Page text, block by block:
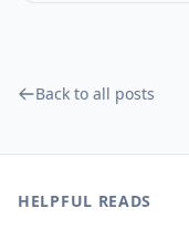
Back to all posts
HELPFUL READS